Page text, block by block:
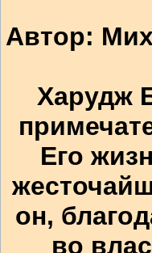
Автор:
Харудж
Его
он,
во